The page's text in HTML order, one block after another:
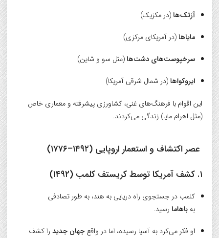
آزتک‌ها (در مکزیک)
مایاها (در آمریکای مرکزی)
سرخپوست‌های دشت‌ها (مثل سو و شاین)
ایروکواها (در شمال شرقی آمریکا)
این اقوام با فرهنگ‌های غنی، کشاورزی پیشرفته و معماری خاص
(مثل اهرام مایا) زندگی می‌کردند.
عصر اکتشاف و استعمار اروپایی (۱۴۹۲–۱۷۷۶)
۱. کشف آمریکا توسط کریستف کلمب (۱۴۹۲)
کلمب در جستجوی راه دریایی به هند، به طور تصادفی
به باهاما رسید.
او فکر می‌کرد به آسیا رسیده، اما در واقع جهان جدید را کشف